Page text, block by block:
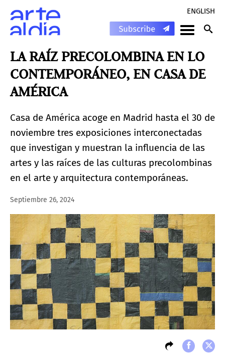
ENGLISH
LA RAÍZ PRECOLOMBINA EN LO
CONTEMPORÁNEO, EN CASA DE
AMÉRICA
Casa de América acoge en Madrid hasta el 30 de
noviembre tres exposiciones interconectadas
que investigan y muestran la influencia de las
artes y las raíces de las culturas precolombinas
en el arte y arquitectura contemporáneas.
Septiembre 26, 2024